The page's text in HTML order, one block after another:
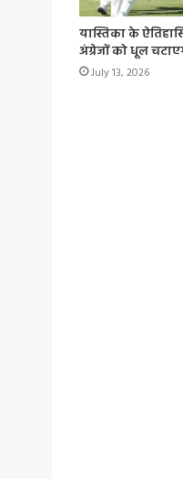
यास्तिका के
अंग्रेजों को धूल
July 13, 2026